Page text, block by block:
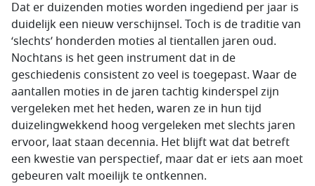
Dat er duizenden moties worden ingediend per jaar is
duidelijk een nieuw verschijnsel. Toch is de traditie van
‘slechts’ honderden moties al tientallen jaren oud.
Nochtans is het geen instrument dat in de
geschiedenis consistent zo veel is toegepast. Waar de
aantallen moties in de jaren tachtig kinderspel zijn
vergeleken met het heden, waren ze in hun tijd
duizelingwekkend hoog vergeleken met slechts jaren
ervoor, laat staan decennia. Het blijft wat dat betreft
een kwestie van perspectief, maar dat er iets aan moet
gebeuren valt moeilijk te ontkennen.